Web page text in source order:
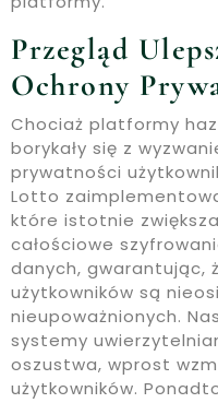
Przegląd
Ochrony
Chociaż platformy
borykały się z
prywatności
Lotto
które istotnie
całościowe
danych, gwarantując,
użytkowników są
nieupoważnionych.
systemy
oszustwa, wprost
użytkowników.